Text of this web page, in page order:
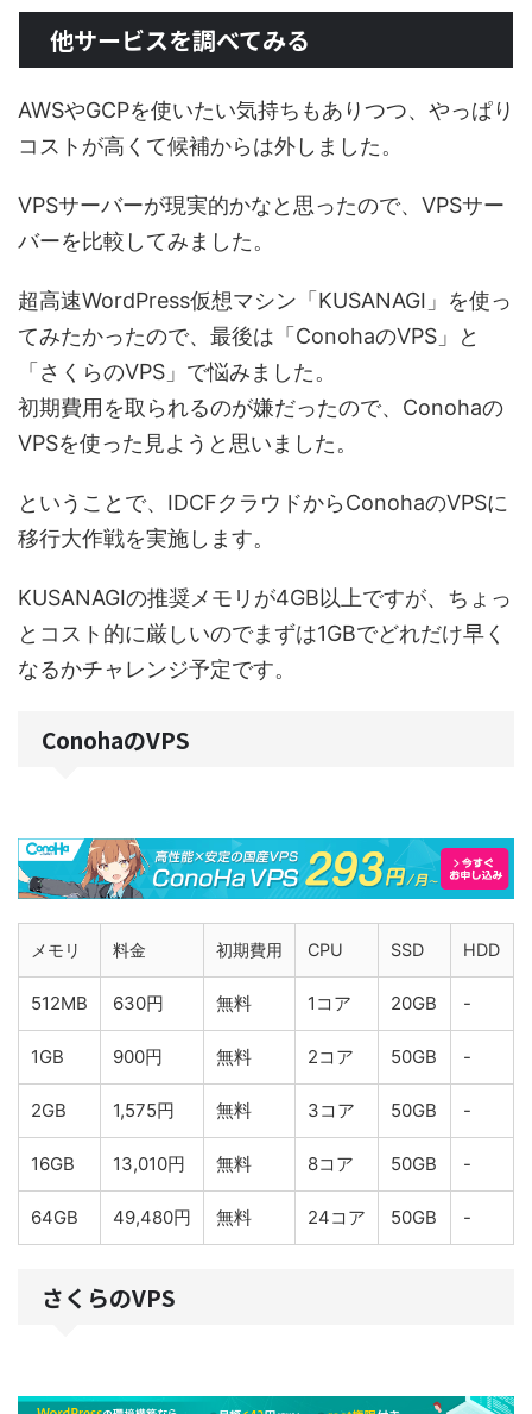
他サービスを調べてみる
AWSやGCPを使いたい気持ちもありつつ、やっぱり
コストが高くて候補からは外しました。
VPSサーバーが現実的かなと思ったので、VPSサー
バーを比較してみました。
超高速WordPress仮想マシン「KUSANAGI」を使っ
てみたかったので、最後は「ConohaのVPS」と
「さくらのVPS」で悩みました。
初期費用を取られるのが嫌だったので、Conohaの
VPSを使った見ようと思いました。
ということで、IDCFクラウドからConohaのVPSに
移行大作戦を実施します。
KUSANAGIの推奨メモリが4GB以上ですが、ちょっ
とコスト的に厳しいのでまずは1GBでどれだけ早く
なるかチャレンジ予定です。
ConohaのVPS
メモリ 料金 初期費用 CPU SSD HDD
512MB 630円 無料 1コア 20GB -
1GB 900円 無料 2コア 50GB -
2GB 1,575円 無料 3コア 50GB -
16GB 13,010円 無料 8コア 50GB -
64GB 49,480円 無料 24コア 50GB -
さくらのVPS